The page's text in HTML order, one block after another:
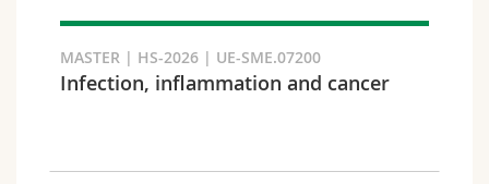
MASTER | HS-2026 | UE-SME.07200
Infection, inflammation and cancer